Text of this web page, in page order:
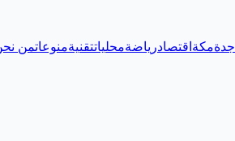
جدةمكة اقتصادرياضةمحلياتتقنيةمنوعاتمن